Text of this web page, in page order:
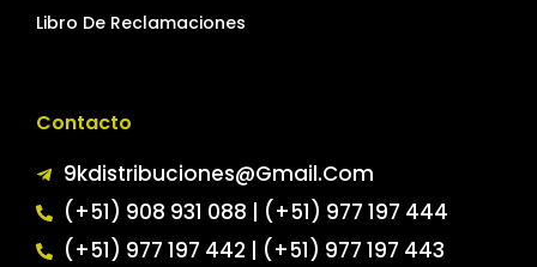
Libro De Reclamaciones
Contacto
9kdistribuciones@gmail.com
(+51) 908 931 088 | (+51) 977 197 444
(+51) 977 197 442 | (+51) 977 197 443